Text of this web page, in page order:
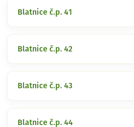
Blatnice č.p. 41
Blatnice č.p. 42
Blatnice č.p. 43
Blatnice č.p. 44